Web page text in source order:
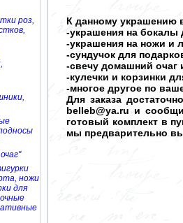
роз,
ножи
для
К данному украшению
-украшения на бокалы
-украшения на ножи и
-сундучок для
-свечу домашний очаг
-кулечки и корзинки
-многое другое по
Для заказа
belleb@ya.ru и
готовый комплект в
мы предварительно